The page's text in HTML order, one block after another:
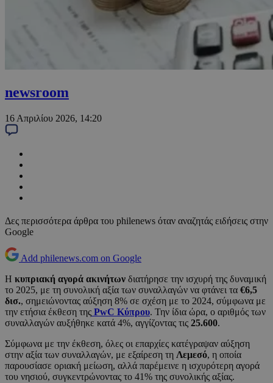
newsroom
16 Απριλίου 2026, 14:20
Δες περισσότερα άρθρα του philenews όταν αναζητάς ειδήσεις στην
Google
Add philenews.com on Google
Η κυπριακή αγορά ακινήτων διατήρησε την ισχυρή της δυναμική
το 2025, με τη συνολική αξία των συναλλαγών να φτάνει τα €6,5
δισ., σημειώνοντας αύξηση 8% σε σχέση με το 2024, σύμφωνα με
την ετήσια έκθεση της PwC Κύπρου. Την ίδια ώρα, ο αριθμός των
συναλλαγών αυξήθηκε κατά 4%, αγγίζοντας τις 25.600.
Σύμφωνα με την έκθεση, όλες οι επαρχίες κατέγραψαν αύξηση
στην αξία των συναλλαγών, με εξαίρεση τη Λεμεσό, η οποία
παρουσίασε οριακή μείωση, αλλά παρέμεινε η ισχυρότερη αγορά
του νησιού, συγκεντρώνοντας το 41% της συνολικής αξίας.